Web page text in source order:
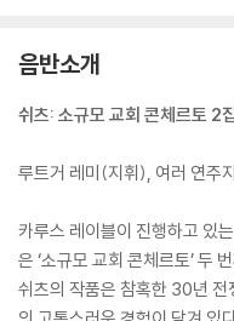
음반소개
쉬츠: 소규모 교회 콘체르토 2
루트거 레미(지휘), 여러 연주
카루스 레이블이 진행하고 있
은 ‘소규모 교회 콘체르토’ 두
쉬츠의 작품은 참혹한 30년 전